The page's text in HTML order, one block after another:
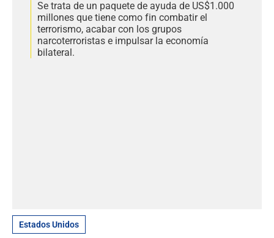
Se trata de un paquete de ayuda de US$1.000
millones que tiene como fin combatir el
terrorismo, acabar con los grupos
narcoterroristas e impulsar la economía
bilateral.
Estados Unidos